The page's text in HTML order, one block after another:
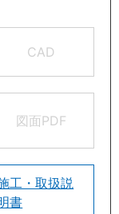
CAD
図面PDF
工・取扱説
書